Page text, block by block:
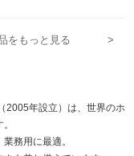
をもっと見る >
2005年設立）は、世界のホ
務用に最適。